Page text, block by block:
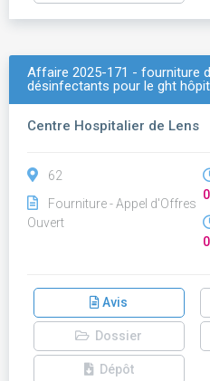
Affaire 2025-171 - fourniture
désinfectants pour le ght
Centre Hospitalier de Lens
62
Fourniture - Appel d'Offres
Ouvert
Avis
Dossier
Dépôt